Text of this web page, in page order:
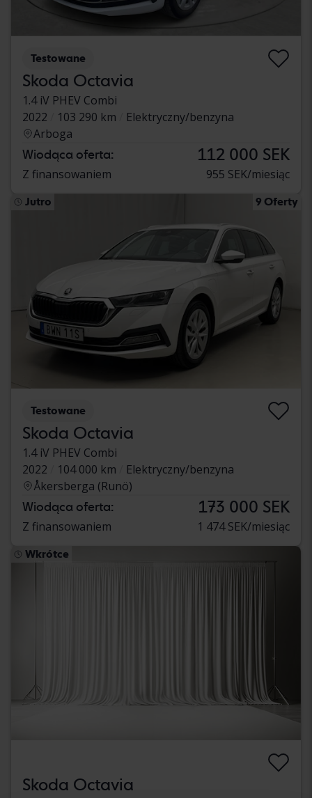
Testowane
Skoda Octavia
1.4 iV PHEV Combi
2022
103 290 km
Elektryczny/benzyna
Arboga
Wiodąca oferta: 112 000 SEK
Z finansowaniem 955 SEK/miesiąc
Jutro 9 Oferty
Testowane
Skoda Octavia
1.4 iV PHEV Combi
2022
104 000 km
Elektryczny/benzyna
Åkersberga (Runö)
Wiodąca oferta: 173 000 SEK
Z finansowaniem 1 474 SEK/miesiąc
Wkrótce
Skoda Octavia